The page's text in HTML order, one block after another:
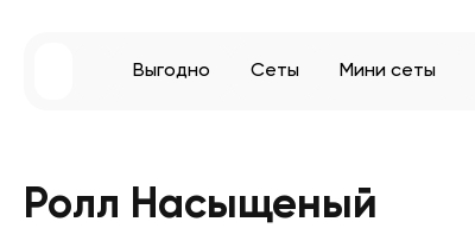
Выгодно Сеты Мини сеты
Ролл Насыщеный